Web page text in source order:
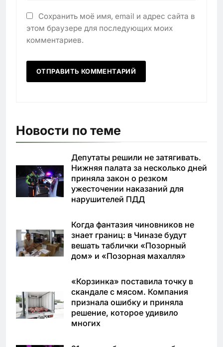
Сохранить моё имя, email и адрес сайта в
этом браузере для последующих моих
комментариев.
Новости по теме
Депутаты решили не затягивать.
Нижняя палата за несколько дней
приняла закон о резком
ужесточении наказаний для
нарушителей ПДД
Когда фантазия чиновников не
знает границ: в Чиназе будут
вешать таблички «Позорный
дом» и «Позорная махалля»
«Корзинка» поставила точку в
скандале с мясом. Компания
признала ошибку и приняла
решение, которое удивило
многих